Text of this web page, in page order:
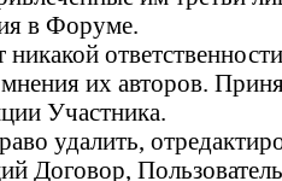
в Форуме.
никакой
их авторов.
Участника.
удалить,
Договор,